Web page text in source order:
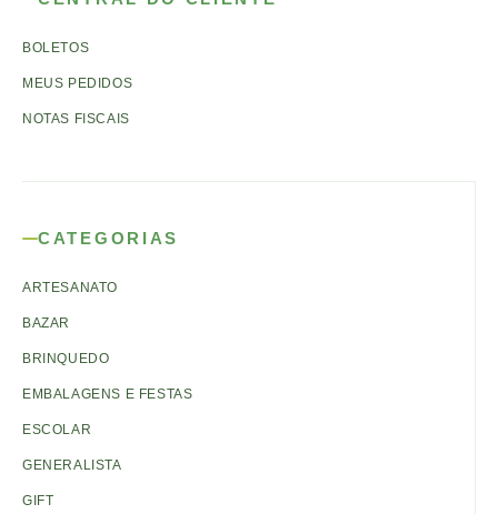
BOLETOS
MEUS PEDIDOS
NOTAS FISCAIS
CATEGORIAS
ARTESANATO
BAZAR
BRINQUEDO
EMBALAGENS E FESTAS
ESCOLAR
GENERALISTA
GIFT